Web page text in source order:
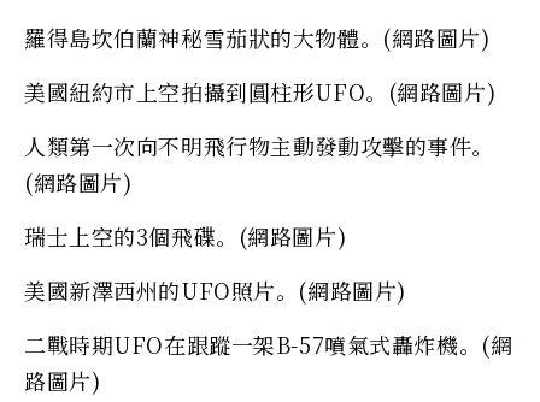
羅得島坎伯蘭神秘雪茄狀的大物體。(網路圖片)
美國紐約市上空拍攝到圓柱形UFO。(網路圖片)
人類第一次向不明飛行物主動發動攻擊的事件。
(網路圖片)
瑞士上空的3個飛碟。(網路圖片)
美國新澤西州的UFO照片。(網路圖片)
二戰時期UFO在跟蹤一架B-57噴氣式轟炸機。(網
路圖片)